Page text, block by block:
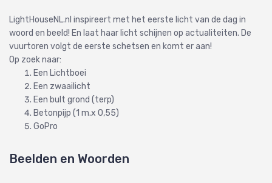
LightHouseNL.nl inspireert met het eerste licht van de dag in
woord en beeld! En laat haar licht schijnen op actualiteiten. De
vuurtoren volgt de eerste schetsen en komt er aan!
Op zoek naar:
Een Lichtboei
Een zwaailicht
Een bult grond (terp)
Betonpijp (1 m.x 0,55)
GoPro
Beelden en Woorden